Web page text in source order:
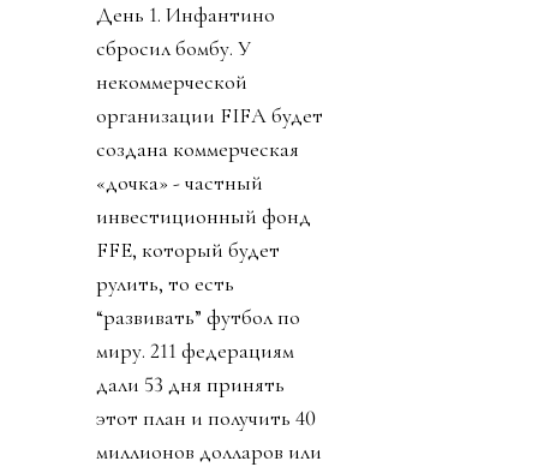
День 1. Инфантино
сбросил бомбу. У
некоммерческой
организации FIFA будет
создана коммерческая
«дочка» - частный
инвестиционный фонд
FFE, который будет
рулить, то есть
“развивать” футбол по
миру. 211 федерациям
дали 53 дня принять
этот план и получить 40
миллионов долларов или